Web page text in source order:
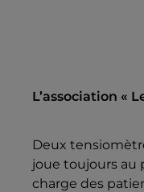
L’association «
Deux
joue toujours au
charge des